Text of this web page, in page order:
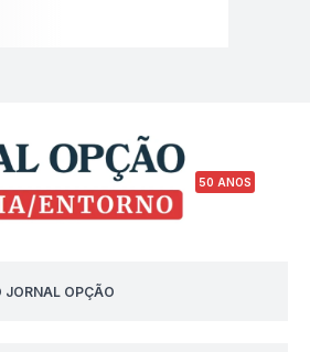
50 ANOS
JORNAL OPÇÃO